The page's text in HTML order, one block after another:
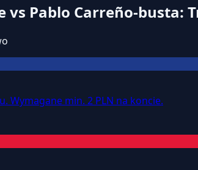
vs Pablo Carreño-busta:
Wymagane min. 2 PLN na koncie.